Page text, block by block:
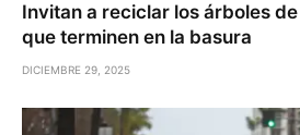
Invitan a reciclar los árboles
que terminen en la basura
DICIEMBRE 29, 2025